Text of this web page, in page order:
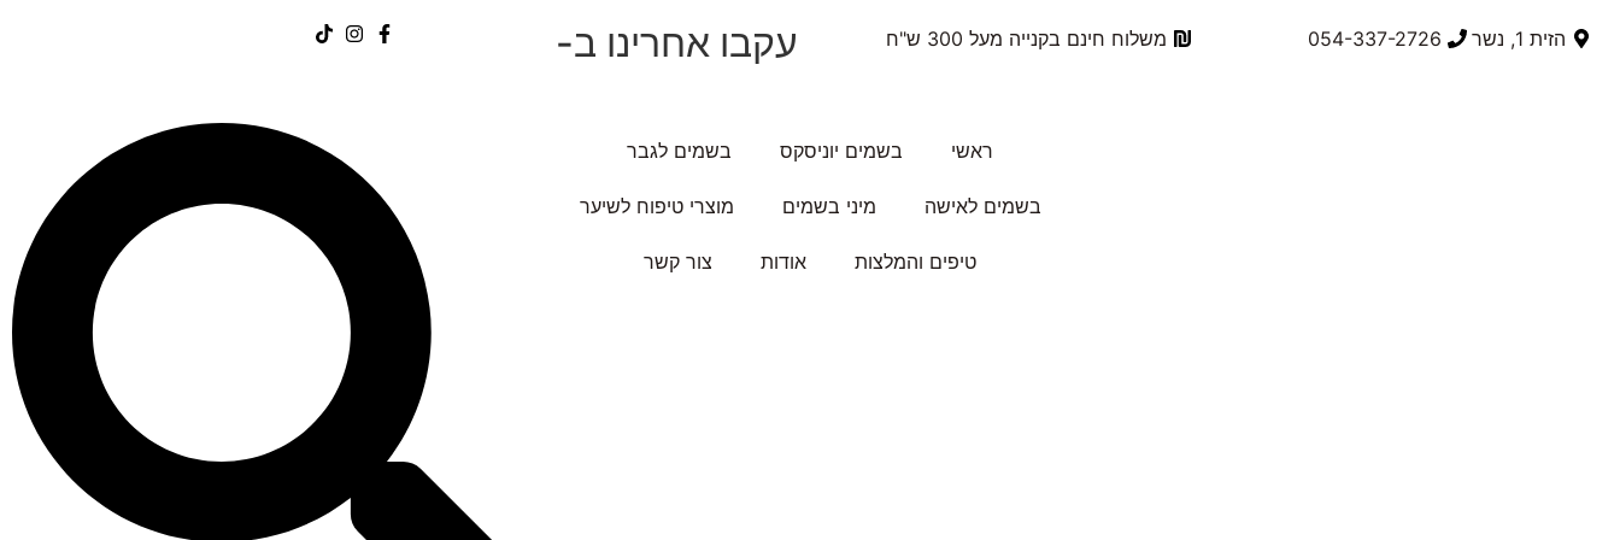
הזית 1, נשר 054-337-2726⁩ משלוח חינם בקנייה מעל 300 ש"ח עקבו אחרינו ב-
ראשי בשמים יוניסקס בשמים לגבר
בשמים לאישה מיני בשמים מוצרי טיפוח לשיער
טיפים והמלצות אודות צור קשר